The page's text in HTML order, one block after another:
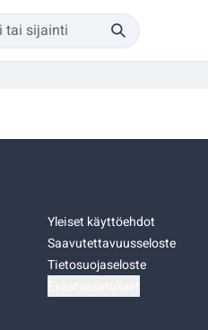
Yleiset käyttöehdot
Saavutettavuusseloste
Tietosuojaseloste